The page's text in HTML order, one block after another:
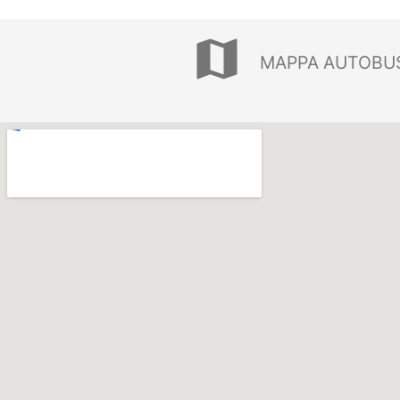
map MAPPA